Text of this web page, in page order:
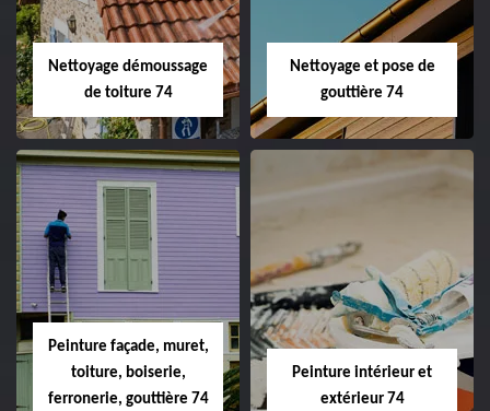
Nettoyage démoussage
de toiture 74
Nettoyage et pose de
gouttière 74
Peinture façade, muret,
toiture, boiserie,
ferronerie, gouttière 74
Peinture intérieur et
extérieur 74